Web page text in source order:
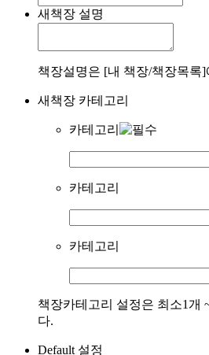
새책장 설명
책장설명은 [내 책장/책장목록
새책장 카테고리
카테고리
카테고리
카테고리
책장카테고리 설정은 최소1개
다.
Default 설정